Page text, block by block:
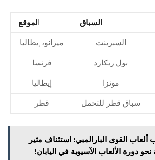
السباق الموقع
السبرينت ميزانو، إيطاليا
بول ريكارد فرنسا
مونزا إيطاليا
سباق قطر للتحمل قطر
ألعاب القوى البارالمبي: استئناف مثير
نحو دورة الألعاب الآسيوية في اليابان!